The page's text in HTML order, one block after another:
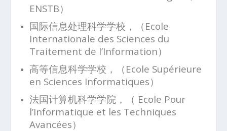
ENSTB）
国际信息处理科学学校，（Ecole
Internationale des Sciences du
Traitement de l’Information）
高等信息科学学校，（Ecole Supérieure
en Sciences Informatiques）
法国计算机科学学院，（ Ecole Pour
l’Informatique et les Techniques
Avancées）